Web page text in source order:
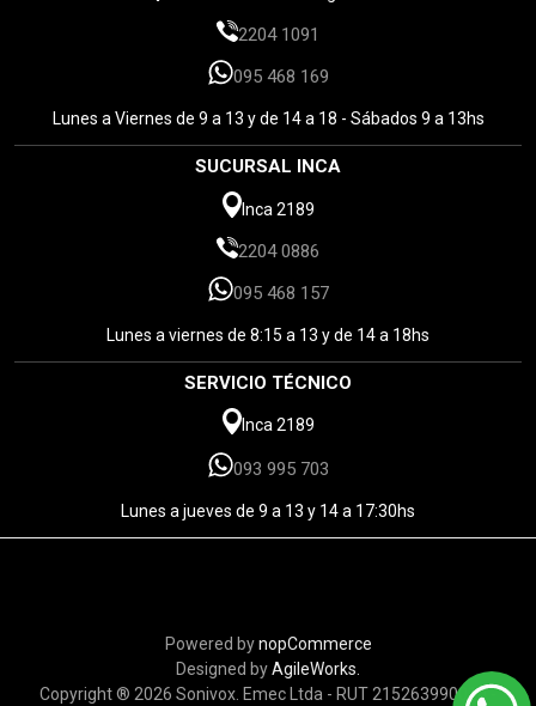
2204 1091
095 468 169
Lunes a Viernes de 9 a 13 y de 14 a 18 - Sábados 9 a 13hs
SUCURSAL INCA
Inca 2189
2204 0886
095 468 157
Lunes a viernes de 8:15 a 13 y de 14 a 18hs
SERVICIO TÉCNICO
Inca 2189
093 995 703
Lunes a jueves de 9 a 13 y 14 a 17:30hs
Powered bynopCommerce
Designed byAgileWorks.
Copyright ® 2026 Sonivox. Emec Ltda - RUT 215263990010 -